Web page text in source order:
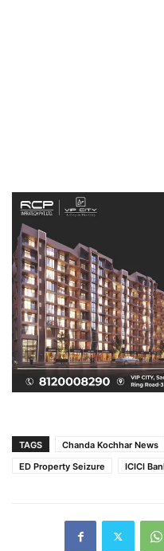
TAGS Chanda Kochhar News
ED Property Seizure
ICICI